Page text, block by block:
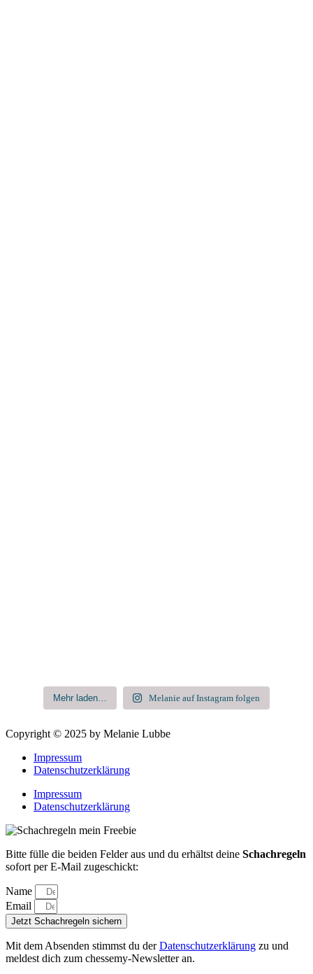
Mehr laden… Melanie auf Instagram folgen
Copyright © 2025 by Melanie Lubbe
Impressum
Datenschutzerklärung
Impressum
Datenschutzerklärung
Bitte fülle die beiden Felder aus und du erhältst deine Schachregeln
sofort per E-Mail zugeschickt:
Name
Email
Jetzt Schachregeln sichern
Mit dem Absenden stimmst du derDatenschutzerklärung zu und
meldest dich zum chessemy-Newsletter an.